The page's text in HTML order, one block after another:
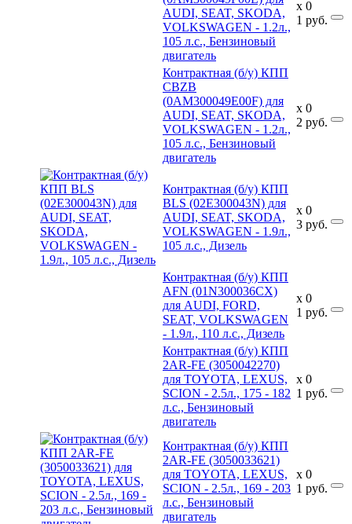
AUDI, SEAT, SKODA,
VOLKSWAGEN - 1.2л.,
105 л.с., Бензиновый
двигатель
x
1
0
руб.
Контрактная (б/у) КПП
CBZB
(0AM300049E00F) для
AUDI, SEAT, SKODA,
VOLKSWAGEN - 1.2л.,
105 л.с., Бензиновый
двигатель
x
2
0
руб.
Контрактная (б/у) КПП
BLS (02E300043N) для
AUDI, SEAT, SKODA,
VOLKSWAGEN - 1.9л.,
105 л.с., Дизель
x
3
0
руб.
Контрактная (б/у) КПП
AFN (01N300036CX)
для AUDI, FORD,
SEAT, VOLKSWAGEN
- 1.9л., 110 л.с., Дизель
x
1
0
руб.
Контрактная (б/у) КПП
2AR-FE (3050042270)
для TOYOTA, LEXUS,
SCION - 2.5л., 175 - 182
л.с., Бензиновый
двигатель
x
1
0
руб.
Контрактная (б/у) КПП
2AR-FE (3050033621)
для TOYOTA, LEXUS,
SCION - 2.5л., 169 - 203
л.с., Бензиновый
двигатель
x
1
0
руб.